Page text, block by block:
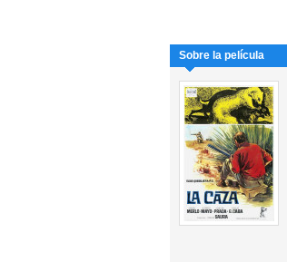
Sobre la película